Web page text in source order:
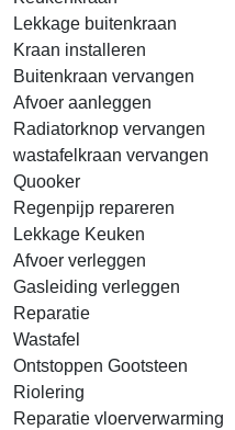
Lekkage buitenkraan
Kraan installeren
Buitenkraan vervangen
Afvoer aanleggen
Radiatorknop vervangen
wastafelkraan vervangen
Quooker
Regenpijp repareren
Lekkage Keuken
Afvoer verleggen
Gasleiding verleggen
Reparatie
Wastafel
Ontstoppen Gootsteen
Riolering
Reparatie vloerverwarming